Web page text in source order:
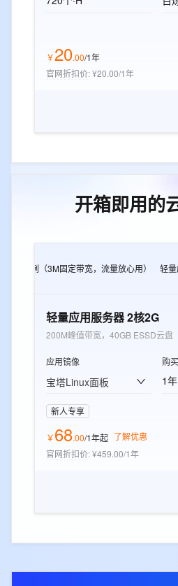
￥20.00/1年
官网折扣价:¥20.00/1年
开箱即用的
e实例（3M固定带宽，流量放心用） 轻
轻量应用服务器 2核2G
200M峰值带宽，40GB ESSD云盘
应用镜像
宝塔Linux面板
购
1年
新人专享
￥68.00/1年起 了解优惠
官网折扣价:¥459.00/1年